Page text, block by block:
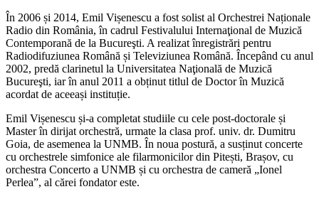
În 2006 și 2014, Emil Vișenescu a fost solist al Orchestrei Naționale
Radio din România, în cadrul Festivalului Internaţional de Muzică
Contemporană de la Bucureşti. A realizat înregistrări pentru
Radiodifuziunea Română și Televiziunea Română. Începând cu anul
2002, predă clarinetul la Universitatea Naţională de Muzică
Bucureşti, iar în anul 2011 a obținut titlul de Doctor în Muzică
acordat de aceeași instituție.
Emil Vișenescu și-a completat studiile cu cele post-doctorale și
Master în dirijat orchestră, urmate la clasa prof. univ. dr. Dumitru
Goia, de asemenea la UNMB. În noua postură, a susținut concerte
cu orchestrele simfonice ale filarmonicilor din Pitești, Brașov, cu
orchestra Concerto a UNMB și cu orchestra de cameră „Ionel
Perlea”, al cărei fondator este.